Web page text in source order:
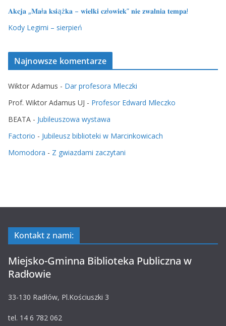
𝐀𝐤𝐜𝐣𝐚 „𝐌𝐚ł𝐚 𝐤𝐬𝐢ąż𝐤𝐚 – 𝐰𝐢𝐞𝐥𝐤𝐢 𝐜𝐳ł𝐨𝐰𝐢𝐞𝐤” 𝐧𝐢𝐞 𝐳𝐰𝐚𝐥𝐧𝐢𝐚 𝐭𝐞𝐦𝐩𝐚!
Kody Legimi – sierpień
Najnowsze komentarze
Wiktor Adamus - Dar profesora Mleczki
Prof. Wiktor Adamus UJ - Profesor Edward Mleczko
BEATA - Jubileuszowa wystawa
Factorio - Jubileusz biblioteki w Marcinkowicach
Momodora - Z gwiazdami zaczytani
Kontakt z nami:
Miejsko-Gminna Biblioteka Publiczna w
Radłowie
33-130 Radłów, Pl.Kościuszki 3
tel. 14 6 782 062